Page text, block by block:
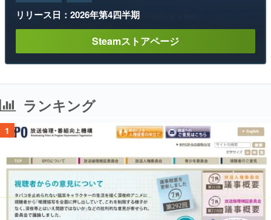
リリース日：2026年第4四半期
Steamストアページ
ランキング
1